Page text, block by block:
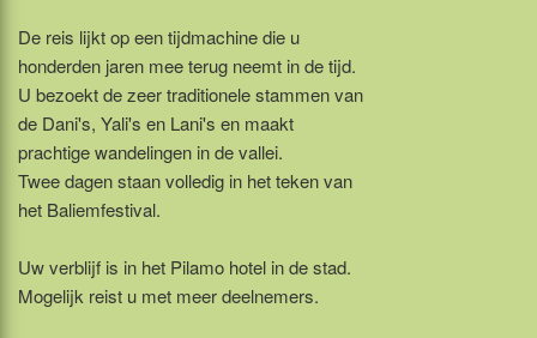
De reis lijkt op een tijdmachine die u
honderden jaren mee terug neemt in de tijd.
U bezoekt de zeer traditionele stammen van
de Dani's, Yali's en Lani's en maakt
prachtige wandelingen in de vallei.
Twee dagen staan volledig in het teken van
het Baliemfestival.
Uw verblijf is in het Pilamo hotel in de stad.
Mogelijk reist u met meer deelnemers.